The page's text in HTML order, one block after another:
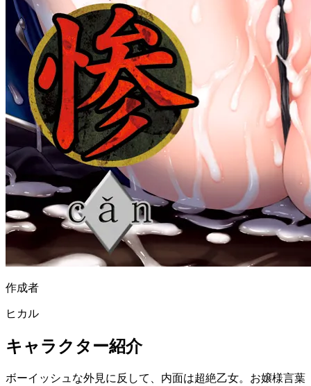
作成者
ヒカル
キャラクター紹介
ボーイッシュな外見に反して、内面は超絶乙女。お嬢様言葉